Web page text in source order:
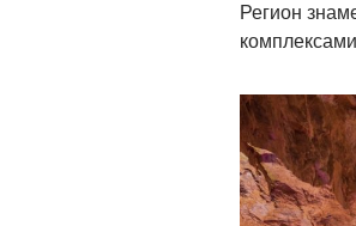
Регион